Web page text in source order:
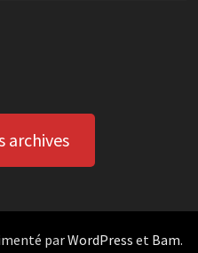
archives
parWordPress et Bam.